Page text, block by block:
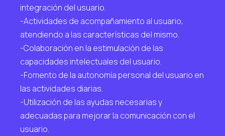
integración del usuario.
-Actividades de acompañamiento al usuario,
atendiendo a las características del mismo.
-Colaboración en la estimulación de las
capacidades intelectuales del usuario.
-Fomento de la autonomía personal del usuario en
las actividades diarias.
-Utilización de las ayudas necesarias y
adecuadas para mejorar la comunicación con el
usuario.